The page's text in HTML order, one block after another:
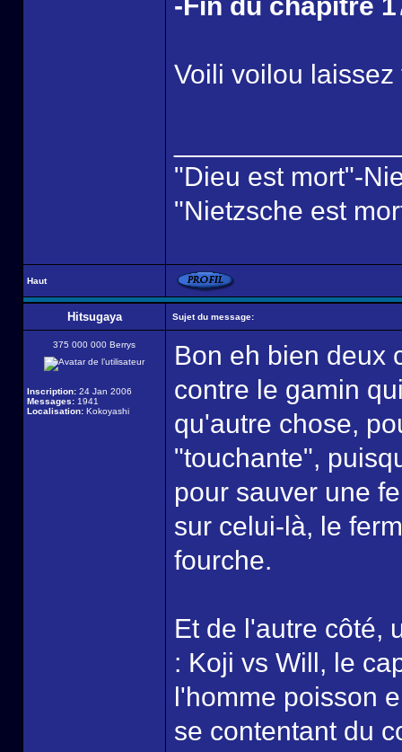
Voili voilou
"Dieu est mort"-
"Nietzsche est
Haut
Hitsugaya Sujet du message:
375 000 000 Berrys
Inscription: 24 Jan 2006
Messages: 1941
Localisation: Kokoyashi
Bon eh bien deux
contre le gamin
qu'autre chose,
"touchante",
pour sauver une
sur celui-là, le
fourche.
Et de l'autre côté,
: Koji vs Will, le
l'homme poisson
se contentant du